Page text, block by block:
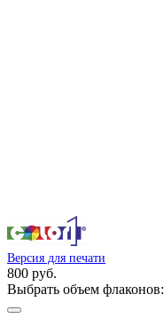
Версия для печати
800 руб.
Выбрать объем флаконов: